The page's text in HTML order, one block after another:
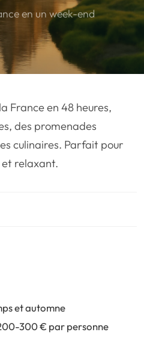
🥾Randonnées
Parc d'attraction
en un week-end
France en 48 heures,
des promenades
culinaires. Parfait pour
relaxant.
et automne
300 € par personne